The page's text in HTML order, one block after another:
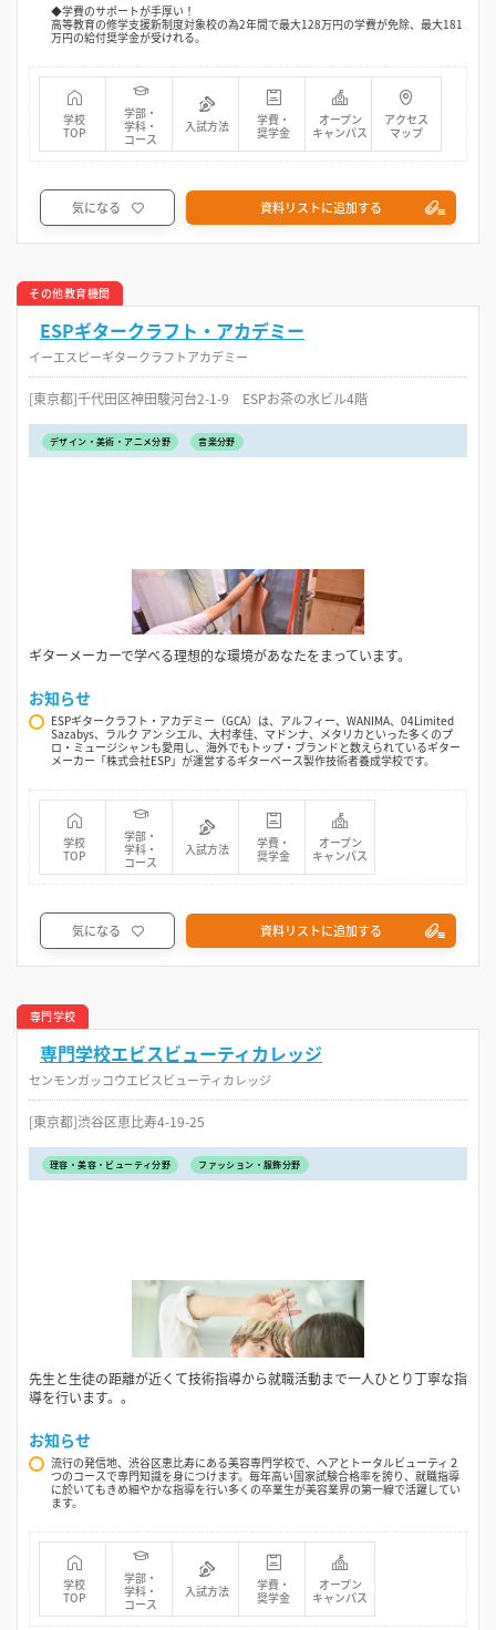
◆学費のサポートが手厚い！
高等教育の修学支援新制度対象校の為2年間で最大128万円の学費が免除、最大181
万円の給付奨学金が受けれる。
学校
TOP
学部・
学科・
コース
入試方法
学費・
奨学金
オープン
キャンパス
アクセス
マップ
気になる 資料リストに追加する
その他教育機関
ESPギタークラフト・アカデミー
イーエスピーギタークラフトアカデミー
[東京都]千代田区神田駿河台2-1-9 ESPお茶の水ビル4階
デザイン・美術・アニメ分野 音楽分野
ギターメーカーで学べる理想的な環境があなたをまっています。
お知らせ
ESPギタークラフト・アカデミー（GCA）は、アルフィー、WANIMA、04Limited
Sazabys、ラルク アン シエル、大村孝佳、マドンナ、メタリカといった多くのプ
ロ・ミュージシャンも愛用し、海外でもトップ・ブランドと数えられているギター
メーカー「株式会社ESP」が運営するギターベース製作技術者養成学校です。
学校
TOP
学部・
学科・
コース
入試方法
学費・
奨学金
オープン
キャンパス
気になる 資料リストに追加する
専門学校
専門学校エビスビューティカレッジ
センモンガッコウエビスビューティカレッジ
[東京都]渋谷区恵比寿4-19-25
理容・美容・ビューティ分野 ファッション・服飾分野
先生と生徒の距離が近くて技術指導から就職活動まで一人ひとり丁寧な指
導を行います。。
お知らせ
流行の発信地、渋谷区恵比寿にある美容専門学校で、ヘアとトータルビューティ２
つのコースで専門知識を身につけます。毎年高い国家試験合格率を誇り、就職指導
に於いてもきめ細やかな指導を行い多くの卒業生が美容業界の第一線で活躍してい
ます。
学校
TOP
学部・
学科・
コース
入試方法
学費・
奨学金
オープン
キャンパス